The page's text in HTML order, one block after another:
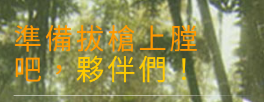
準備拔槍上膛
吧，夥伴們！